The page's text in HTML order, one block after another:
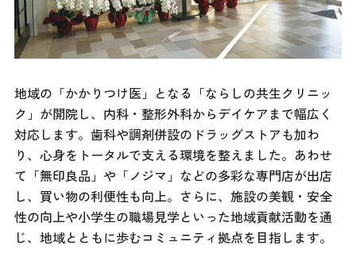
地域の「かかりつけ医」となる「ならしの共生クリニッ
ク」が開院し、内科・整形外科からデイケアまで幅広く
対応します。歯科や調剤併設のドラッグストアも加わ
り、心身をトータルで支える環境を整えました。あわせ
て「無印良品」や「ノジマ」などの多彩な専門店が出店
し、買い物の利便性も向上。さらに、施設の美観・安全
性の向上や小学生の職場見学といった地域貢献活動を通
じ、地域とともに歩むコミュニティ拠点を目指します。